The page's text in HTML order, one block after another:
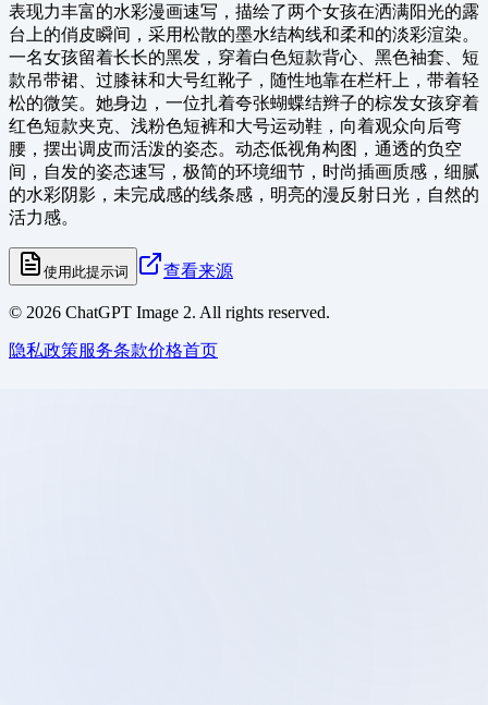
表现力丰富的水彩漫画速写，描绘了两个女孩在洒满阳光的露
台上的俏皮瞬间，采用松散的墨水结构线和柔和的淡彩渲染。
一名女孩留着长长的黑发，穿着白色短款背心、黑色袖套、短
款吊带裙、过膝袜和大号红靴子，随性地靠在栏杆上，带着轻
松的微笑。她身边，一位扎着夸张蝴蝶结辫子的棕发女孩穿着
红色短款夹克、浅粉色短裤和大号运动鞋，向着观众向后弯
腰，摆出调皮而活泼的姿态。动态低视角构图，通透的负空
间，自发的姿态速写，极简的环境细节，时尚插画质感，细腻
的水彩阴影，未完成感的线条感，明亮的漫反射日光，自然的
活力感。
使用此提示词 查看来源
© 2026 ChatGPT Image 2. All rights reserved.
隐私政策服务条款价格首页